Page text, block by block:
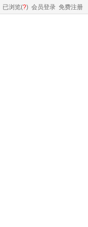
已浏览(?) 会员登录 免费注册